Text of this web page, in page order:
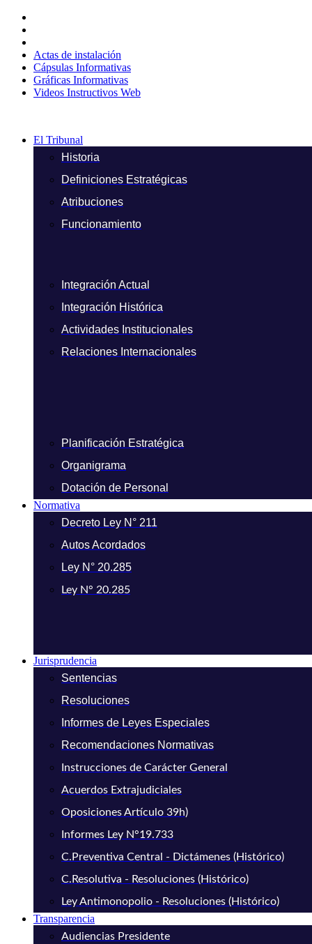
contenido
Actas de instalación
Cápsulas Informativas
Gráficas Informativas
Videos Instructivos Web
El Tribunal
Historia
Definiciones Estratégicas
Atribuciones
Funcionamiento
Integración Actual
Integración Histórica
Actividades Institucionales
Relaciones Internacionales
Planificación Estratégica
Organigrama
Dotación de Personal
Normativa
Decreto Ley N° 211
Autos Acordados
Ley N° 20.285
Ley N° 20.285
Jurisprudencia
Sentencias
Resoluciones
Informes de Leyes Especiales
Recomendaciones Normativas
Instrucciones de Carácter General
Acuerdos Extrajudiciales
Oposiciones Artículo 39h)
Informes Ley N°19.733
C.Preventiva Central - Dictámenes (Histórico)
C.Resolutiva - Resoluciones (Histórico)
Ley Antimonopolio - Resoluciones (Histórico)
Transparencia
Audiencias Presidente